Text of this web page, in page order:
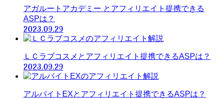
アガルートアカデミー とアフィリエイト提携できる
ASPは？
2023.09.29
ＬＣラブコスメとアフィリエイト提携できるASPは？
2023.09.29
アルバイトEXとアフィリエイト提携できるASPは？